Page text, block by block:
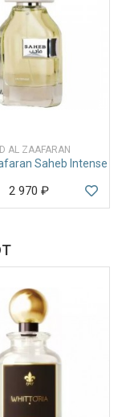
AL ZAAFARAN
Saheb Intense
2 970 ₽